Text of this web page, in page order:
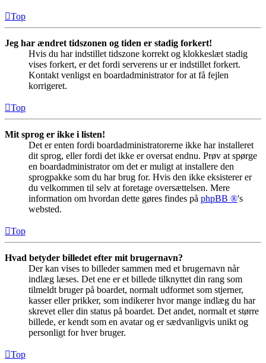
Top
Jeg har ændret tidszonen og tiden er stadig forkert!
Hvis du har indstillet tidszone korrekt og klokkeslæt stadig
vises forkert, er det fordi serverens ur er indstillet forkert.
Kontakt venligst en boardadministrator for at få fejlen
korrigeret.
Top
Mit sprog er ikke i listen!
Det er enten fordi boardadministratorerne ikke har installeret
dit sprog, eller fordi det ikke er oversat endnu. Prøv at spørge
en boardadministrator om det er muligt at installere den
sprogpakke som du har brug for. Hvis den ikke eksisterer er
du velkommen til selv at foretage oversættelsen. Mere
information om hvordan dette gøres findes på phpBB ®'s
websted.
Top
Hvad betyder billedet efter mit brugernavn?
Der kan vises to billeder sammen med et brugernavn når
indlæg læses. Det ene er et billede tilknyttet din rang som
tilmeldt bruger på boardet, normalt udformet som stjerner,
kasser eller prikker, som indikerer hvor mange indlæg du har
skrevet eller din status på boardet. Det andet, normalt et større
billede, er kendt som en avatar og er sædvanligvis unikt og
personligt for hver bruger.
Top